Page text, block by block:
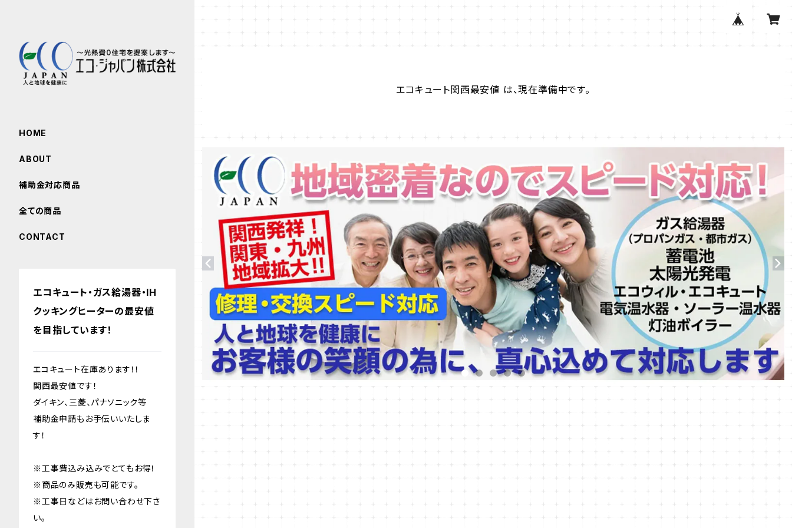
エコキュート関西最安値 は、現在準備中です。
HOME
ABOUT
補助金対応商品
全ての商品
CONTACT
エコキュート・ガス給湯器・IH
クッキングヒーターの最安値
を目指しています！
エコキュート在庫あります！！
関西最安値です！
ダイキン、三菱、パナソニック等
補助金申請もお手伝いいたしま
す！
※工事費込み込みでとてもお得！
※商品のみ販売も可能です。
※工事日などはお問い合わせ下さ
い。